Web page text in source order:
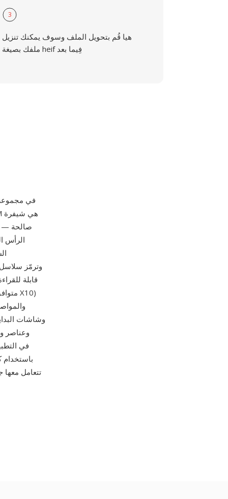
3
هيا قُم بتحويل الملف وسوف يمكنك تنزيل
ملفك بصيغة heif فِيما بعد
الرأس
وعناصر